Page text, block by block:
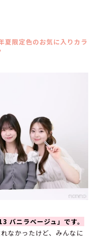
夏限定色のお気に入りカラ
バニラベージュ」です。
なかったけど、みんなに